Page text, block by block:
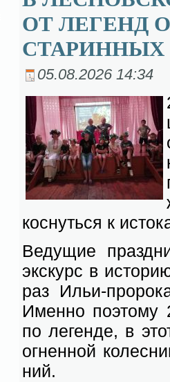
ОТ ЛЕГЕНД
СТАРИННЫХ
05.08.2026 14:34
кос­нуть­ся к
Ве­ду­щие
экс­курс в
раз Ильи-
Имен­но по­это­му
по ле­ген­де, в
ог­нен­ной
ний.